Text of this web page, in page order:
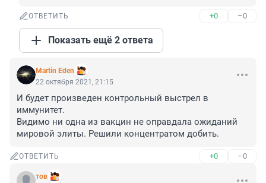
ОТВЕТИТЬ +0 –0
Показать ещё 2 ответа
Martin Eden
22 октября 2021, 21:15
И будет произведен контрольный выстрел в
иммунитет.
Видимо ни одна из вакцин не оправдала ожиданий
мировой элиты. Решили концентратом добить.
ОТВЕТИТЬ +0 –0
тов